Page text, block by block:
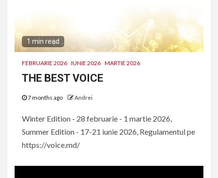
1 min read
FEBRUARIE 2026 IUNIE 2026 MARTIE 2026
THE BEST VOICE
7 months ago Andrei
Winter Edition - 28 februarie - 1 martie 2026,
Summer Edition - 17-21 iunie 2026, Regulamentul pe
https://voice.md/